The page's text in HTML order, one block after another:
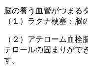
脳の養う血管がつまる
（１）ラクナ梗塞：脳
（２）アテローム血栓
テロールの固まりがで
す。